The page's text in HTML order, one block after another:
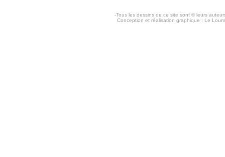
-Tous les dessins de ce site sont © leurs
Conception et réalisation graphique : Le